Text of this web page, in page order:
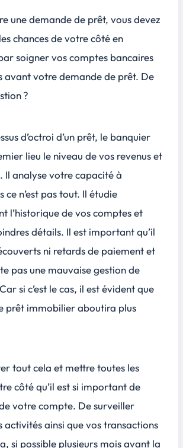
une demande de prêt, vous devez
chances de votre côté en
soigner vos comptes bancaires
avant votre demande de prêt. De
?
d’octroi d’un prêt, le banquier
lieu le niveau de vos revenus et
Il analyse votre capacité à
ce n’est pas tout. Il étudie
l’historique de vos comptes et
détails. Il est important qu’il
ni retards de paiement et
pas une mauvaise gestion de
si c’est le cas, il est évident que
prêt immobilier aboutira plus
tout cela et mettre toutes les
côté qu’il est si important de
votre compte. De surveiller
activités ainsi que vos transactions
si possible plusieurs mois avant la